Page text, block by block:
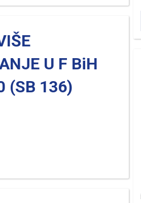
U F BiH
(SB 136)